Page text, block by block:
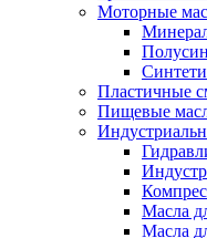
Моторные
Пластичные
Пищевые
Масла
Масла